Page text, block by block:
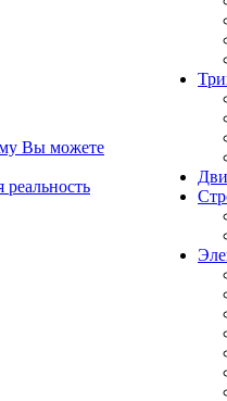
Вы можете
реальность